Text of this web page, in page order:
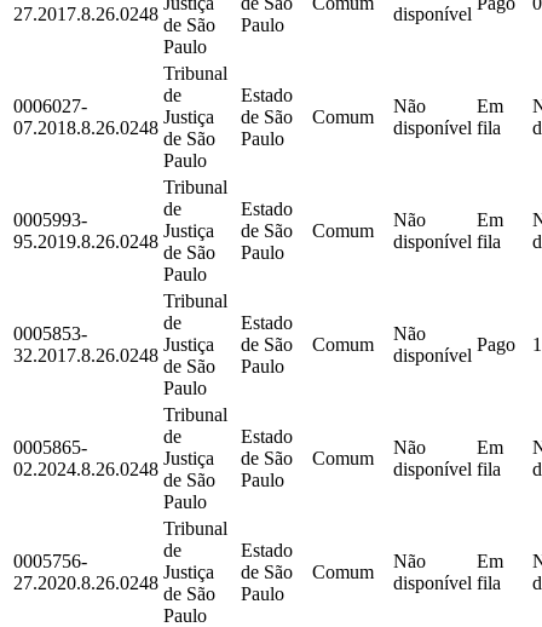
27.2017.8.26.0248
de São
Paulo
Paulo
disponível
0006027-
07.2018.8.26.0248
Tribunal
de
Justiça
de São
Paulo
Estado
de São
Paulo
Comum
Não
disponível
Em
fila
0005993-
95.2019.8.26.0248
Tribunal
de
Justiça
de São
Paulo
Estado
de São
Paulo
Comum
Não
disponível
Em
fila
0005853-
32.2017.8.26.0248
Tribunal
de
Justiça
de São
Paulo
Estado
de São
Paulo
Comum
Não
disponível
Pago
0005865-
02.2024.8.26.0248
Tribunal
de
Justiça
de São
Paulo
Estado
de São
Paulo
Comum
Não
disponível
Em
fila
0005756-
27.2020.8.26.0248
Tribunal
de
Justiça
de São
Paulo
Estado
de São
Paulo
Comum
Não
disponível
Em
fila